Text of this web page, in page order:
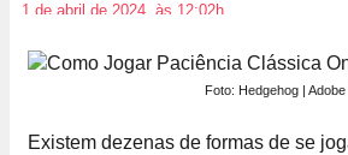
1 de abril de 2024, às 12:02h
Foto: Hedgehog |
Existem dezenas de formas de se